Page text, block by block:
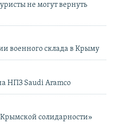
не могут вернуть
военного склада в Крыму
НПЗ Saudi Aramco
солидарности»